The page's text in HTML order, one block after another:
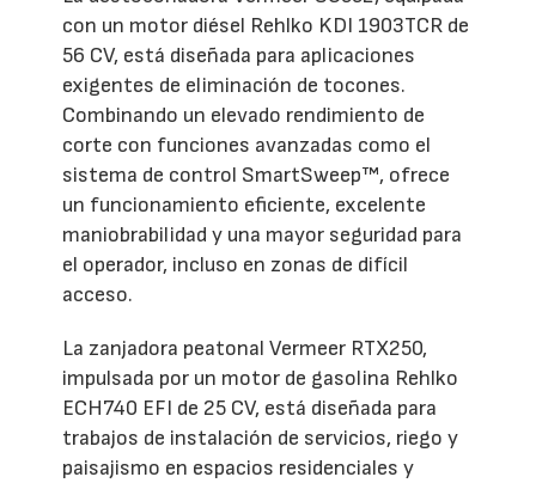
con un motor diésel Rehlko KDI 1903TCR de
56 CV, está diseñada para aplicaciones
exigentes de eliminación de tocones.
Combinando un elevado rendimiento de
corte con funciones avanzadas como el
sistema de control SmartSweep™, ofrece
un funcionamiento eficiente, excelente
maniobrabilidad y una mayor seguridad para
el operador, incluso en zonas de difícil
acceso.
La zanjadora peatonal Vermeer RTX250,
impulsada por un motor de gasolina Rehlko
ECH740 EFI de 25 CV, está diseñada para
trabajos de instalación de servicios, riego y
paisajismo en espacios residenciales y